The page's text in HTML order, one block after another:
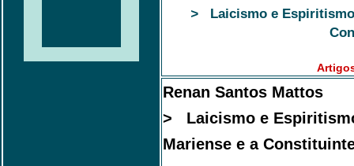
>
Laicismo e
Renan Santos Mattos
> Laicismo e
Mariense e a